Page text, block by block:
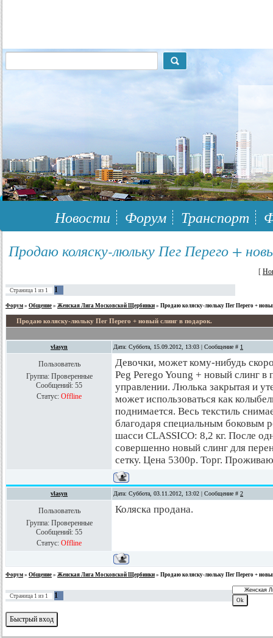
117148, г.Москва, ЮЗАО, муниципальный район Южное Бутово
Новости Форум Транспорт
Продаю коляску-люльку Пег Перего +
[
Страница 1 из 1 1
Форум » Общение » Женская Лига Московской Щербинки » Продаю коляску-люльку Пег Перего +
Продаю коляску-люльку Пег Перего + новый слинг в подарок.
vlasyn Дата: Суббота, 15.09.2012, 13:03 | Сообщение # 1
Пользователь
Группа: Проверенные
Сообщений: 55
Статус: Offline
Девочки, может кому-нибудь
Peg Perego Young + новый слинг в
управлении. Люлька закрытая и
может использоваться как
пoднимается. Весь текстиль
благодаря специальным боковым
шасси CLASSICO: 8,2 кг. После
совершенно новый слинг для
сетку. Цена 5300р. Торг.
vlasyn Дата: Суббота, 03.11.2012, 13:02 | Сообщение # 2
Пользователь
Группа: Проверенные
Сообщений: 55
Статус: Offline
Коляска продана.
Форум » Общение » Женская Лига Московской Щербинки » Продаю коляску-люльку Пег Перего +
Страница 1 из 1 1